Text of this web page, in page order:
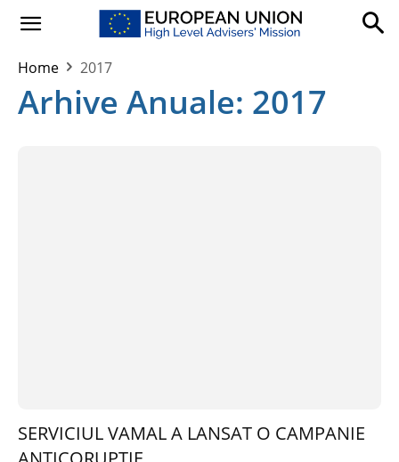
Home 2017
Arhive Anuale: 2017
SERVICIUL VAMAL A LANSAT O CAMPANIE